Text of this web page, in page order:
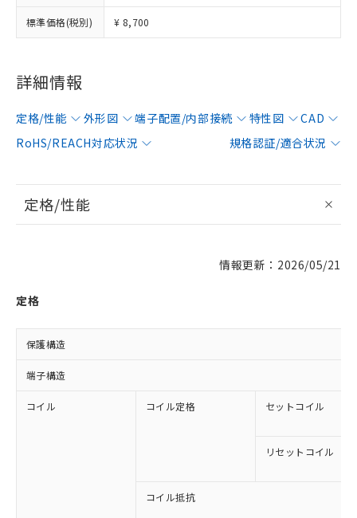
標準価格(税別) ¥ 8,700
詳細情報
定格/性能 外形図 端子配置/内部接続 特性図
CAD
RoHS/REACH対応状況
規格認証/適合状況
定格/性能
情報更新：2026/05/21
定格
保護構造
端子構造
コイル コイル定格 セットコイル
リセットコイル
コイル抵抗